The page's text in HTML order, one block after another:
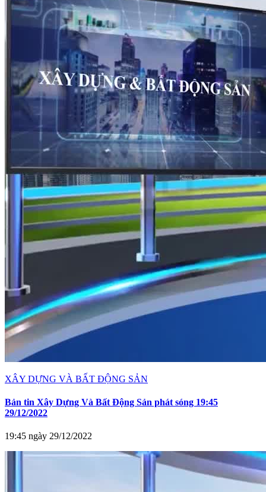
XÂY DỰNG VÀ BẤT ĐỘNG SẢN
Bản tin Xây Dựng Và Bất Động Sản phát sóng 19:45
29/12/2022
19:45 ngày 29/12/2022